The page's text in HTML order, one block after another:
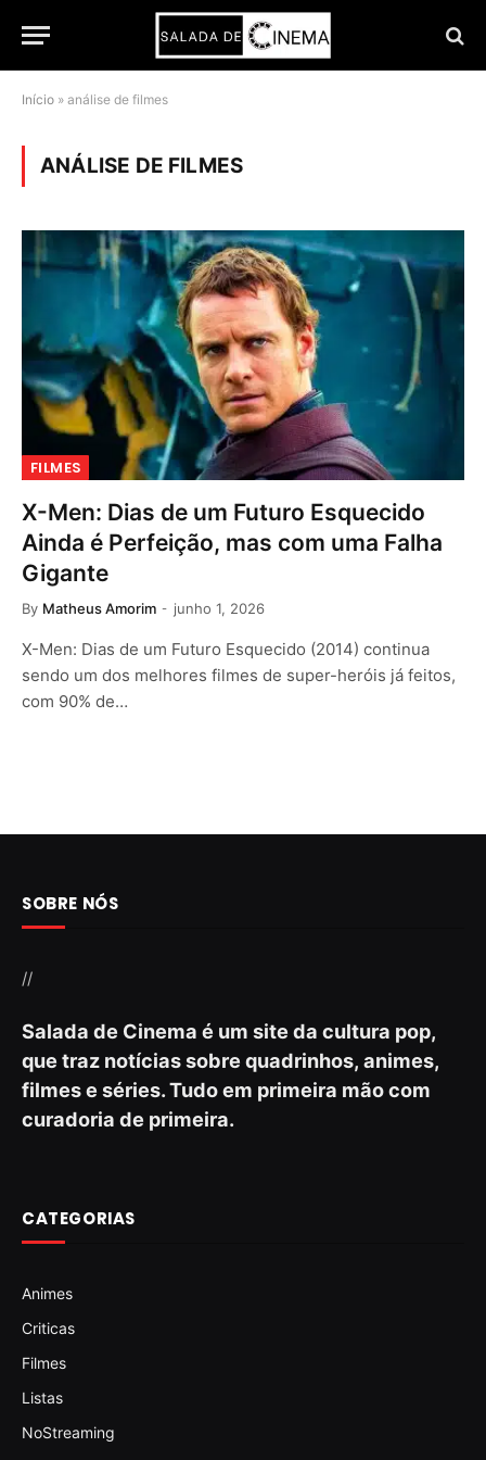
Início » análise de filmes
ANÁLISE DE FILMES
FILMES
X-Men: Dias de um Futuro Esquecido
Ainda é Perfeição, mas com uma Falha
Gigante
By Matheus Amorim junho 1, 2026
X-Men: Dias de um Futuro Esquecido (2014) continua
sendo um dos melhores filmes de super-heróis já feitos,
com 90% de…
SOBRE NÓS
//
Salada de Cinema é um site da cultura pop,
que traz notícias sobre quadrinhos, animes,
filmes e séries. Tudo em primeira mão com
curadoria de primeira.
CATEGORIAS
Animes
Criticas
Filmes
Listas
NoStreaming